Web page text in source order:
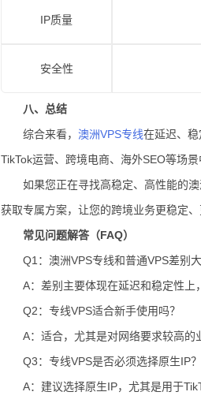
IP质量
安全性
八、总结
综合来看， 澳洲VPS专线在延迟、
TikTok运营、跨境电商、海外SEO等场
如果您正在寻找高稳定、高性能的
获取专属方案，让您的跨境业务更稳定、
常见问题解答（FAQ）
Q1：澳洲VPS专线和普通VPS差别大
A：差别主要体现在延迟和稳定性上
Q2：专线VPS适合新手使用吗？
A：适合，尤其是对网络要求较高的
Q3：专线VPS是否必须选择原生IP？
A：建议选择原生IP，尤其是用于